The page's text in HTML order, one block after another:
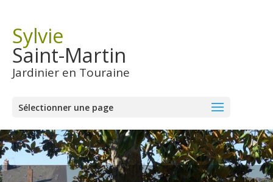
Sylvie
Saint-Martin
Jardinier en Touraine
Sélectionner une page